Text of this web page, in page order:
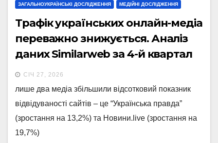
ЗАГАЛЬНОУКРАЇНСЬКІ ДОСЛІДЖЕННЯ МЕДІЙНІ ДОСЛІДЖЕННЯ
Трафік українських онлайн-медіа
переважно знижується. Аналіз
даних Similarweb за 4-й квартал
2025 року
СІЧ 27, 2026
лише два медіа збільшили відсотковий показник
відвідуваності сайтів – це “Українська правда”
(зростання на 13,2%) та Новини.live (зростання на
19,7%)